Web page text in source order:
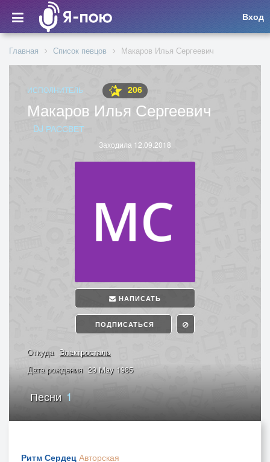
Вход
Главная Список певцов Макаров Илья Сергеевич
ИСПОЛНИТЕЛЬ 206
Макаров Илья Сергеевич
DJ РАССВЕТ
Заходила 12.09.2018
НАПИСАТЬ
ПОДПИСАТЬСЯ
Откуда Электросталь
Дата рождения 29 May 1985
Песни 1
Ритм Сердец Авторская